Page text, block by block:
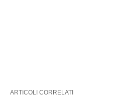
ARTICOLI CORRELATI